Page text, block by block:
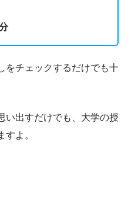
をチェックするだけでも十
い出すだけでも、大学の授
よ。